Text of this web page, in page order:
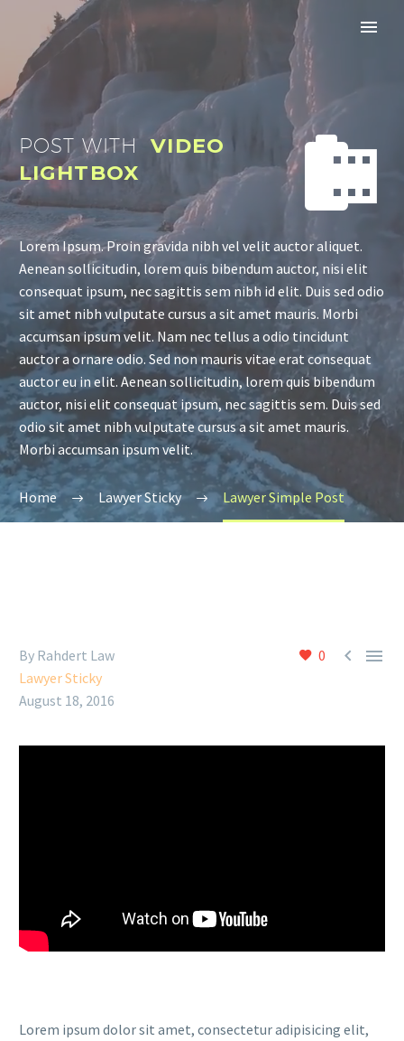


POST WITH
VIDEO
LIGHTBOX
Lorem Ipsum. Proin gravida nibh vel velit auctor aliquet.
Aenean sollicitudin, lorem quis bibendum auctor, nisi elit
consequat ipsum, nec sagittis sem nibh id elit. Duis sed odio
sit amet nibh vulputate cursus a sit amet mauris. Morbi
accumsan ipsum velit. Nam nec tellus a odio tincidunt
auctor a ornare odio. Sed non mauris vitae erat consequat
auctor eu in elit. Aenean sollicitudin, lorem quis bibendum
auctor, nisi elit consequat ipsum, nec sagittis sem. Duis sed
odio sit amet nibh vulputate cursus a sit amet mauris.
Morbi accumsan ipsum velit.
Home Lawyer Sticky Lawyer Simple Post
0  
By Rahdert Law
Lawyer Sticky
August 18, 2016
Lorem ipsum dolor sit amet, consectetur adipisicing elit,